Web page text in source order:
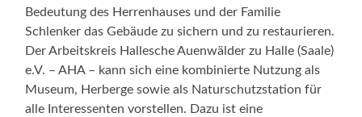
Bedeutung des Herrenhauses und der Familie
Schlenker das Gebäude zu sichern und zu restaurieren.
Der Arbeitskreis Hallesche Auenwälder zu Halle (Saale)
e.V. – AHA – kann sich eine kombinierte Nutzung als
Museum, Herberge sowie als Naturschutzstation für
alle Interessenten vorstellen. Dazu ist eine